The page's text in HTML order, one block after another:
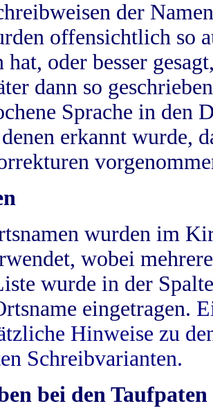
der
offensichtlich so
hat, oder besser
dann so
Sprache in
erkannt wurde,
wurden im
wobei
wurde in der
eingetragen.
Hinweise zu
Schreibvarianten.
bei den Taufpaten